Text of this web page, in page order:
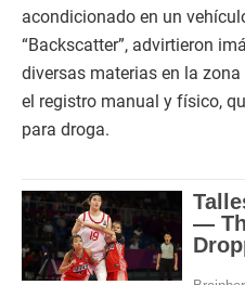
acondicionado en un
“Backscatter”, advirtieron
diversas materias en la
el registro manual y físico,
para droga.